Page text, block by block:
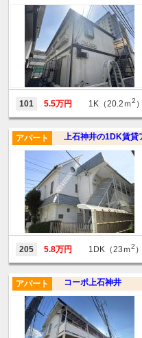
101 5.5万円 1K（20.2ｍ2 ）
上石神井の1DK賃貸
アパート
205 5.8万円 1DK（23ｍ2 ）
コーポ上石神井
アパート